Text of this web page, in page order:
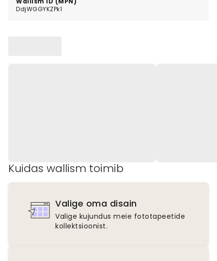
DdjWGGYKZPk1
Kuidas wallism toimib
Valige oma disain
Valige kujundus meie fototapeetide
kollektsioonist.